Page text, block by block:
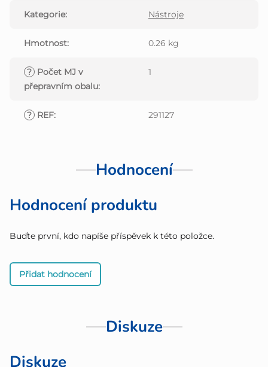
Kategorie: Nástroje
Hmotnost: 0.26 kg
? Počet MJ v
přepravním obalu:
1
? REF: 291127
Hodnocení
Hodnocení produktu
Buďte první, kdo napíše příspěvek k této položce.
Přidat hodnocení
Diskuze
Diskuze